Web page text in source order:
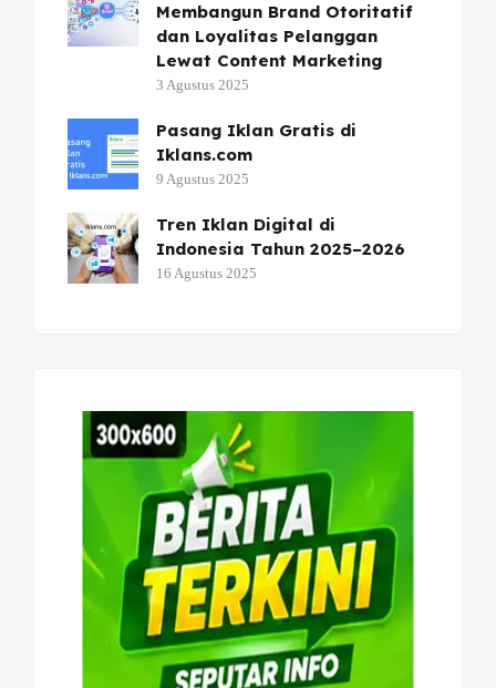
Membangun Brand Otoritatif
dan Loyalitas Pelanggan
Lewat Content Marketing
3 Agustus 2025
Pasang Iklan Gratis di
Iklans.com
9 Agustus 2025
Tren Iklan Digital di
Indonesia Tahun 2025–2026
16 Agustus 2025